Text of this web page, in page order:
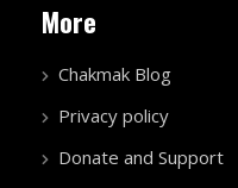
More
Chakmak Blog
Privacy policy
Donate and Support